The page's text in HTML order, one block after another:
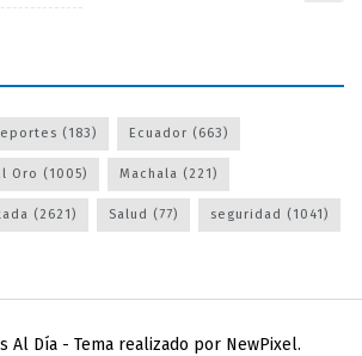
(183) Ecuador (663)
Oro (1005) Machala (221)
(2621) Salud (77) seguridad (1041)
Al Día- Tema realizado por NewPixel.